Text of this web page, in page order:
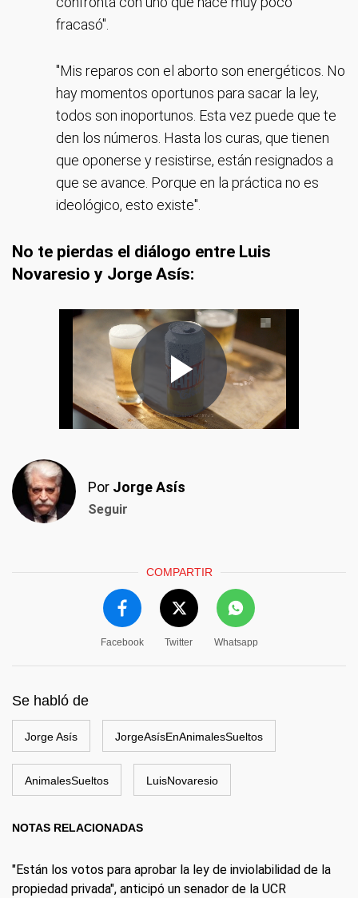
fracasó".
"Mis reparos con el aborto son energéticos. No
hay momentos oportunos para sacar la ley,
todos son inoportunos. Esta vez puede que te
den los números. Hasta los curas, que tienen
que oponerse y resistirse, están resignados a
que se avance. Porque en la práctica no es
ideológico, esto existe".
No te pierdas el diálogo entre Luis
Novaresio y Jorge Asís:
Por Jorge Asís
Seguir
COMPARTIR
Facebook Twitter Whatsapp
Se habló de
Jorge Asís JorgeAsísEnAnimalesSueltos
AnimalesSueltos LuisNovaresio
NOTAS RELACIONADAS
"Están los votos para aprobar la ley de inviolabilidad de la
propiedad privada", anticipó un senador de la UCR